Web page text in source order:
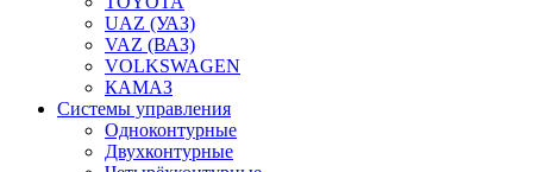
UAZ (УАЗ)
VAZ (ВАЗ)
VOLKSWAGEN
КАМАЗ
Системы управления
Одноконтурные
Двухконтурные